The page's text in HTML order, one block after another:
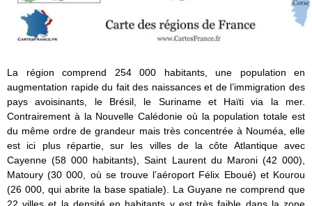
La région comprend 254 000 habitants, une population en
augmentation rapide du fait des naissances et de l’immigration des
pays avoisinants, le Brésil, le Suriname et Haïti via la mer.
Contrairement à la Nouvelle Calédonie où la population totale est
du même ordre de grandeur mais très concentrée à Nouméa, elle
est ici plus répartie, sur les villes de la côte Atlantique avec
Cayenne (58 000 habitants), Saint Laurent du Maroni (42 000),
Matoury (30 000, où se trouve l’aéroport Félix Eboué) et Kourou
(26 000, qui abrite la base spatiale). La Guyane ne comprend que